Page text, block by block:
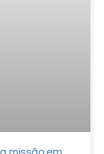
missão em